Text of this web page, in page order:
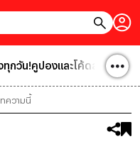
ทุกวัน!คูปองและโค้ดส่วนลดโป
ความนี้